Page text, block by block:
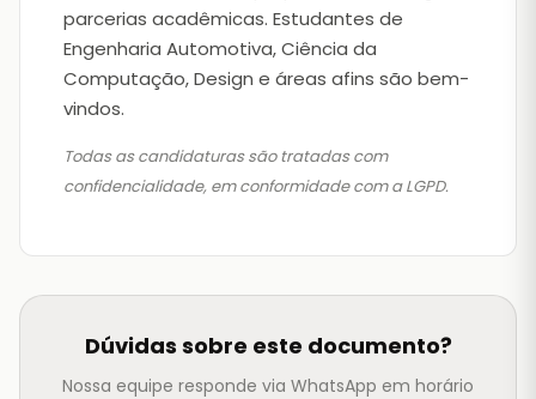
parcerias acadêmicas. Estudantes de
Engenharia Automotiva, Ciência da
Computação, Design e áreas afins são bem-
vindos.
Todas as candidaturas são tratadas com
confidencialidade, em conformidade com a LGPD.
Dúvidas sobre este documento?
Nossa equipe responde via WhatsApp em horário